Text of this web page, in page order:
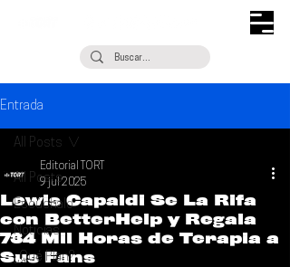
Entrada
All Posts
Escúchalo
Noticias
¿Qué Plan?
All Posts
Lewis Capaldi Se La Rifa
con BetterHelp y Regala
734 Mil Horas de Terapia a
Sus Fans
Editorial TORT
9 jul 2025